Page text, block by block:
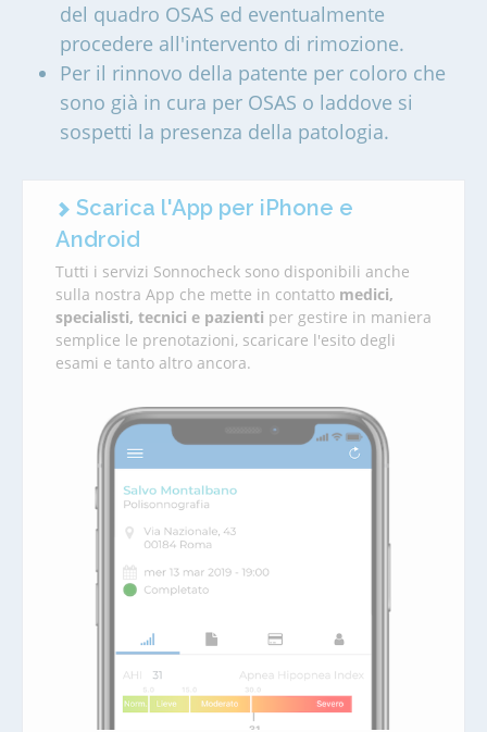
del quadro OSAS ed eventualmente
procedere all'intervento di rimozione.
Per il rinnovo della patente per coloro che
sono già in cura per OSAS o laddove si
sospetti la presenza della patologia.
Scarica l'App per iPhone e
Android
Tutti i servizi Sonnocheck sono disponibili anche
sulla nostra App che mette in contatto medici,
specialisti, tecnici e pazienti per gestire in maniera
semplice le prenotazioni, scaricare l'esito degli
esami e tanto altro ancora.